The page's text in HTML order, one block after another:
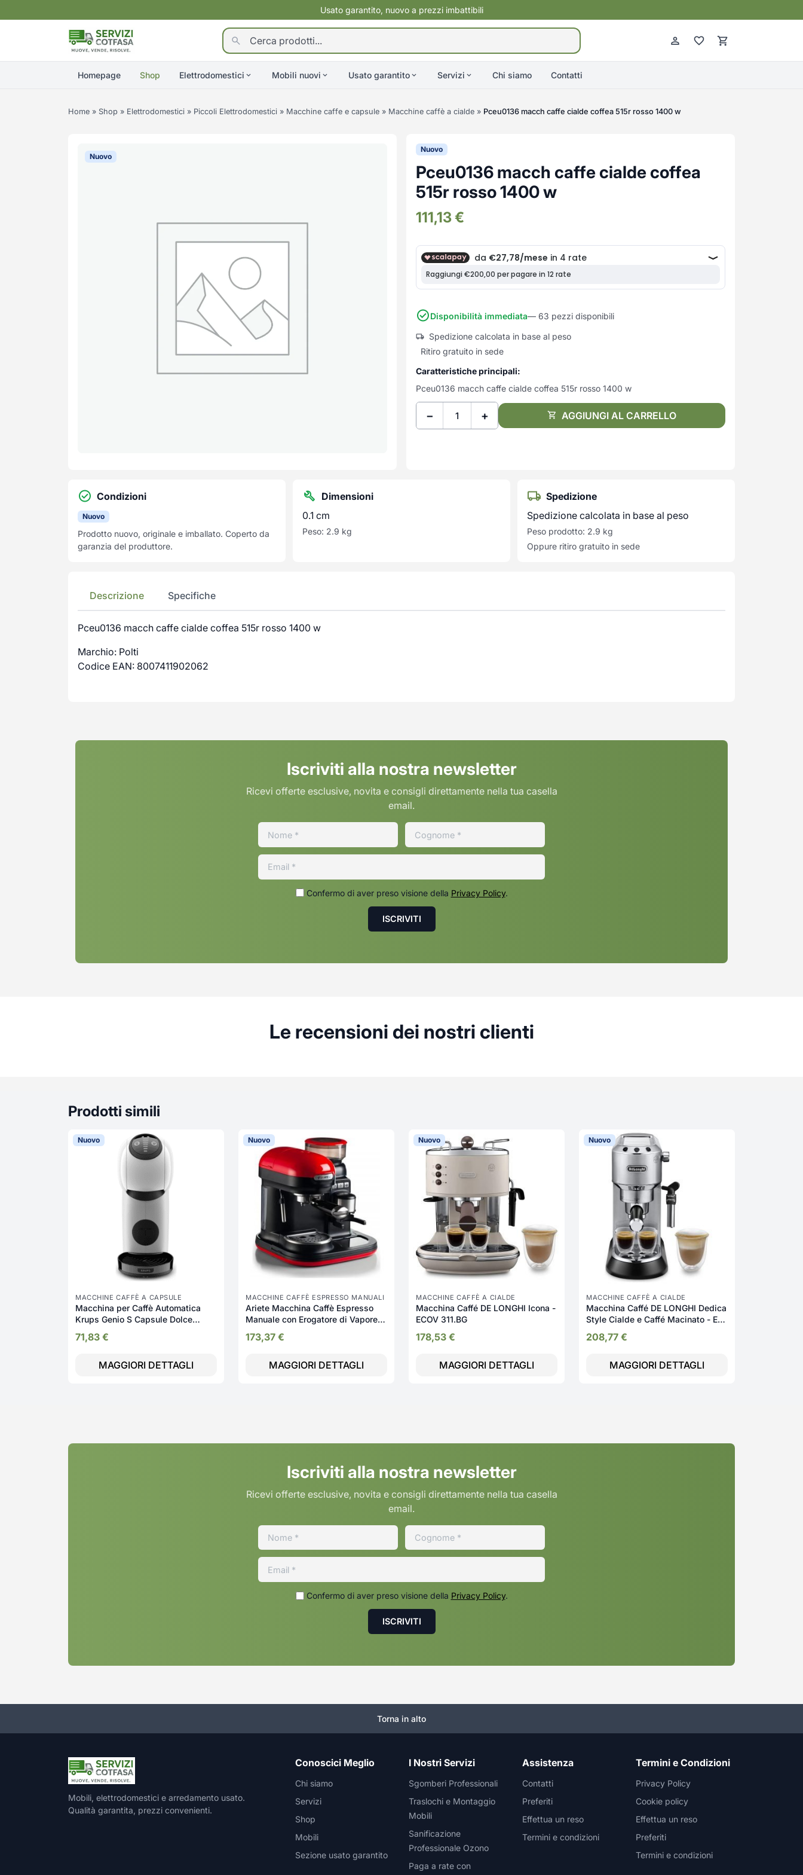
Usato garantito, nuovo a prezzi imbattibili
Homepage Shop Elettrodomestici Mobili nuovi Usato garantito Servizi Chi siamo Contatti
Home » Shop » Elettrodomestici » Piccoli Elettrodomestici » Macchine caffe e capsule » Macchine caffè a cialde » Pceu0136 macch caffe cialde coffea 515r rosso 1400 w
Nuovo
Nuovo
Pceu0136 macch caffe cialde coffea
515r rosso 1400 w
111,13€
Disponibilità immediata— 63 pezzi disponibili
Spedizione calcolata in base al peso
Ritiro gratuito in sede
Caratteristiche principali:
Pceu0136 macch caffe cialde coffea 515r rosso 1400 w
− + AGGIUNGI AL CARRELLO
Condizioni
Nuovo
Prodotto nuovo, originale e imballato. Coperto da
garanzia del produttore.
Dimensioni
0.1 cm
Peso: 2.9 kg
Spedizione
Spedizione calcolata in base al peso
Peso prodotto: 2.9 kg
Oppure ritiro gratuito in sede
Descrizione Specifiche
Pceu0136 macch caffe cialde coffea 515r rosso 1400 w
Marchio: Polti
Codice EAN: 8007411902062
Iscriviti alla nostra newsletter
Ricevi offerte esclusive, novita e consigli direttamente nella tua casella
email.
Confermo di aver preso visione della Privacy Policy.
Le recensioni dei nostri clienti
Prodotti simili
Nuovo
MACCHINE CAFFÈ A CAPSULE
Macchina per Caffè Automatica
Krups Genio S Capsule Dolce
71,83 €
MAGGIORI DETTAGLI
Nuovo
MACCHINE CAFFÈ ESPRESSO MANUALI
Ariete Macchina Caffè Espresso
Manuale con Erogatore di Vapore
Polvere 2 Tazze colore Rosso -
173,37 €
MAGGIORI DETTAGLI
Nuovo
MACCHINE CAFFÈ A CIALDE
Macchina Caffé DE LONGHI Icona -
ECOV 311.BG
178,53 €
MAGGIORI DETTAGLI
Nuovo
MACCHINE CAFFÈ A CIALDE
Macchina Caffé DE LONGHI Dedica
Style Cialde e Caffé Macinato - EC
208,77 €
MAGGIORI DETTAGLI
Iscriviti alla nostra newsletter
Ricevi offerte esclusive, novita e consigli direttamente nella tua casella
email.
Confermo di aver preso visione della Privacy Policy.
Torna in alto
Mobili, elettrodomestici e arredamento usato.
Qualità garantita, prezzi convenienti.
Conoscici Meglio
Chi siamo
Servizi
Shop
Mobili
Sezione usato garantito
I Nostri Servizi
Sgomberi Professionali
Traslochi e Montaggio
Mobili
Sanificazione
Professionale Ozono
Paga a rate con
Assistenza
Contatti
Preferiti
Effettua un reso
Termini e condizioni
Termini e Condizioni
Privacy Policy
Cookie policy
Effettua un reso
Preferiti
Termini e condizioni